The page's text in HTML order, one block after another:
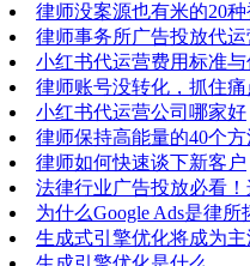
律师没案源也有米的20种
律师事务所广告投放代
小红书代运营费用标准
律师账号没转化，抓住痛
小红书代运营公司哪家好
律师保持高能量的40个方
律师如何快速谈下新客户
法律行业广告投放必看！
为什么Google Ads是律所
生成式引擎优化将成为